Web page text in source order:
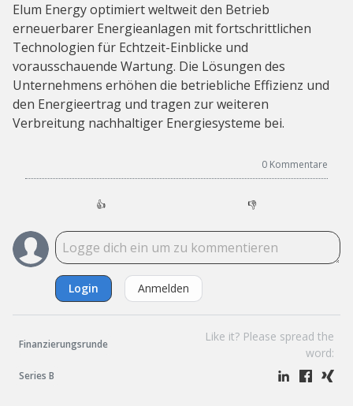
Elum Energy optimiert weltweit den Betrieb
erneuerbarer Energieanlagen mit fortschrittlichen
Technologien für Echtzeit-Einblicke und
vorausschauende Wartung. Die Lösungen des
Unternehmens erhöhen die betriebliche Effizienz und
den Energieertrag und tragen zur weiteren
Verbreitung nachhaltiger Energiesysteme bei.
0 Kommentare
👍 👎
Login Anmelden
Finanzierungsrunde
Series B
Like it? Please spread the
word: